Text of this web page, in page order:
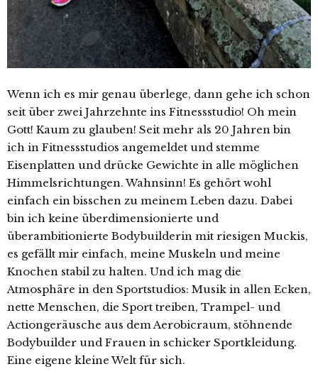
Wenn ich es mir genau überlege, dann gehe ich schon
seit über zwei Jahrzehnte ins Fitnessstudio! Oh mein
Gott! Kaum zu glauben! Seit mehr als 20 Jahren bin
ich in Fitnessstudios angemeldet und stemme
Eisenplatten und drücke Gewichte in alle möglichen
Himmelsrichtungen. Wahnsinn! Es gehört wohl
einfach ein bisschen zu meinem Leben dazu. Dabei
bin ich keine überdimensionierte und
überambitionierte Bodybuilderin mit riesigen Muckis,
es gefällt mir einfach, meine Muskeln und meine
Knochen stabil zu halten. Und ich mag die
Atmosphäre in den Sportstudios: Musik in allen Ecken,
nette Menschen, die Sport treiben, Trampel- und
Actiongeräusche aus dem Aerobicraum, stöhnende
Bodybuilder und Frauen in schicker Sportkleidung.
Eine eigene kleine Welt für sich.